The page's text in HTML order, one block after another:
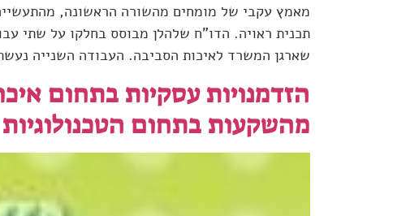
מאמץ עקבי של מומחים מהשורה הראשונה,
שארגן המשרד לאיכות הסביבה. העבודה השנייה
הזדמנויות עסקיות בתחום
מהשקעות בתחום